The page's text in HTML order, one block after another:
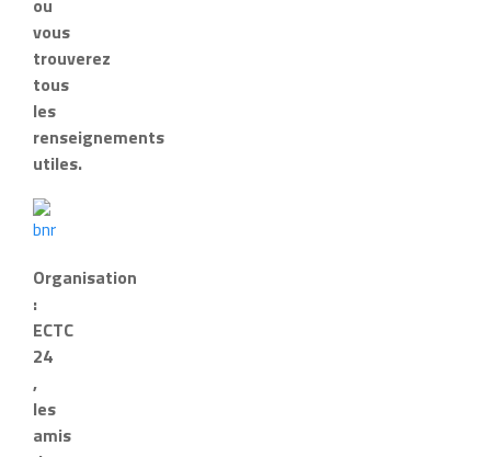
ou
vous
trouverez
tous
les
renseignements
utiles.
Organisation
:
ECTC
24
,
les
amis